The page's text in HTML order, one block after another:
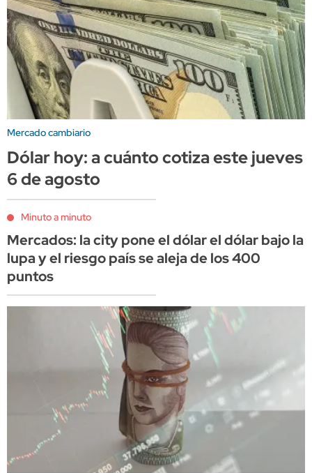
Mercado cambiario
Dólar hoy: a cuánto cotiza este jueves
6 de agosto
Minuto a minuto
Mercados: la city pone el dólar el dólar bajo la
lupa y el riesgo país se aleja de los 400
puntos